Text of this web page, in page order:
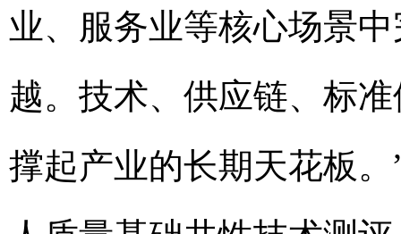
业、服务业等核心场景中
越。技术、供应链、标
撑起产业的长期天花板